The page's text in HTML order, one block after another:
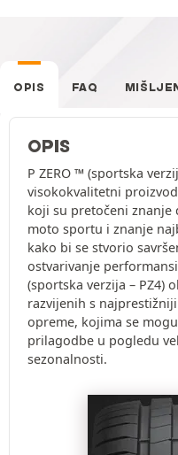
OPIS FAQ
OPIS
P ZERO ™ (sportska
visokokvalitetni
koji su pretočeni znanje
moto sportu i znanje
kako bi se stvorio
ostvarivanje
(sportska verzija – PZ4)
razvijenih s
opreme, kojima se
prilagodbe u pogledu
sezonalnosti.